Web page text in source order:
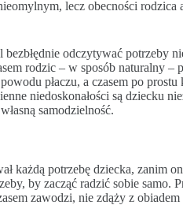
lecz obecności
bezbłędnie odczytywać potrzeby
rodzic – w sposób naturalny –
płaczu, a czasem po
niedoskonałości są dziecku
samodzielność.
każdą potrzebę dziecka, zanim
by zacząć radzić sobie samo.
zawodzi, nie zdąży z